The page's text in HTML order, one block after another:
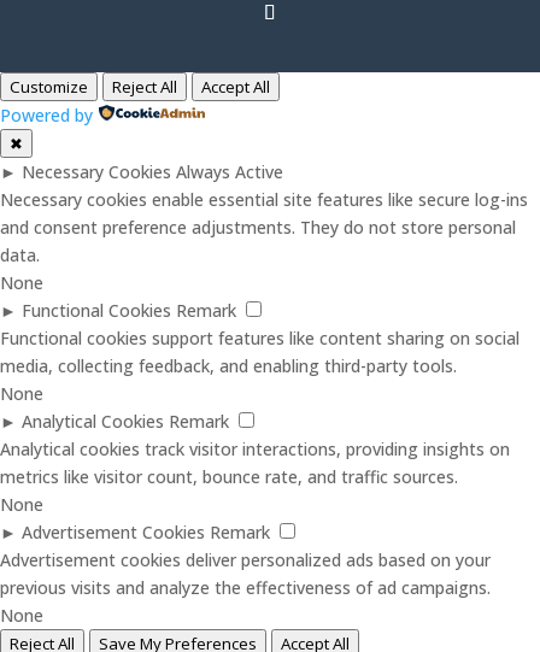
Customize Reject All Accept All
Powered by
✖
► Necessary Cookies Always Active
Necessary cookies enable essential site features like secure log-ins
and consent preference adjustments. They do not store personal
data.
None
► Functional Cookies Remark
Functional cookies support features like content sharing on social
media, collecting feedback, and enabling third-party tools.
None
► Analytical Cookies Remark
Analytical cookies track visitor interactions, providing insights on
metrics like visitor count, bounce rate, and traffic sources.
None
► Advertisement Cookies Remark
Advertisement cookies deliver personalized ads based on your
previous visits and analyze the effectiveness of ad campaigns.
None
Reject All Save My Preferences Accept All